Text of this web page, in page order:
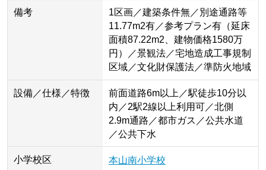
備考
1区画／建築条件無／別途通路等
11.77m2有／参考プラン有（延床
面積87.22m2、建物価格1580万
円）／景観法／宅地造成工事規制
区域／文化財保護法／準防火地域
設備／仕様／特徴
前面道路6m以上／駅徒歩10分以
内／2駅2線以上利用可／北側
2.9m通路／都市ガス／公共水道
／公共下水
小学校区 本山南小学校